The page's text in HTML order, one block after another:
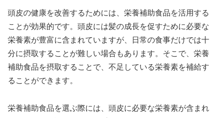
頭皮の健康を改善するためには、栄養補助食品を活用する
ことが効果的です。頭皮には髪の成長を促すために必要な
栄養素が豊富に含まれていますが、日常の食事だけでは十
分に摂取することが難しい場合もあります。そこで、栄養
補助食品を摂取することで、不足している栄養素を補給す
ることができます。
栄養補助食品を選ぶ際には、頭皮に必要な栄養素が含まれ